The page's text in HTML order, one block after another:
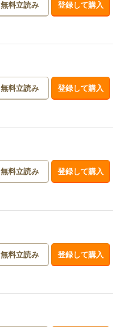
無料立読み 登録して購入
無料立読み 登録して購入
無料立読み 登録して購入
無料立読み 登録して購入